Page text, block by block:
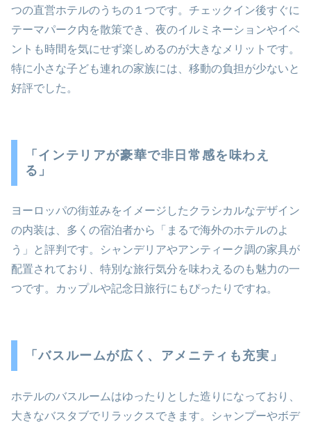
つの直営ホテルのうちの１つです。チェックイン後すぐに
テーマパーク内を散策でき、夜のイルミネーションやイベ
ントも時間を気にせず楽しめるのが大きなメリットです。
特に小さな子ども連れの家族には、移動の負担が少ないと
好評でした。
「インテリアが豪華で非日常感を味わえ
る」
ヨーロッパの街並みをイメージしたクラシカルなデザイン
の内装は、多くの宿泊者から「まるで海外のホテルのよ
う」と評判です。シャンデリアやアンティーク調の家具が
配置されており、特別な旅行気分を味わえるのも魅力の一
つです。カップルや記念日旅行にもぴったりですね。
「バスルームが広く、アメニティも充実」
ホテルのバスルームはゆったりとした造りになっており、
大きなバスタブでリラックスできます。シャンプーやボデ